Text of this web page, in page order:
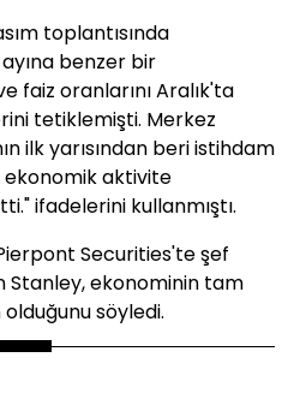
toplantısında
benzer bir
faiz oranlarını Aralık'ta
tetiklemişti. Merkez
ilk yarısından beri istihdam
ekonomik aktivite
ifadelerini kullanmıştı.
Securities'te şef
Stanley, ekonominin tam
söyledi.